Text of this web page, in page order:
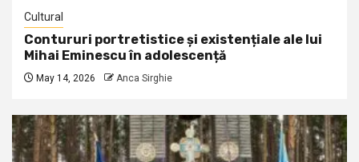
Cultural
Contururi portretistice și existențiale ale lui
Mihai Eminescu în adolescență
May 14, 2026 Anca Sirghie